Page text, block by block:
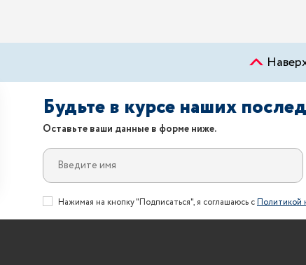
Будьте в курсе наших
Оставьте ваши данные в форме ниже.
Нажимая на кнопку "Подписаться", я соглашаюсь сПолитикой